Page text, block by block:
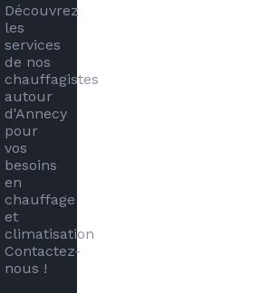
Découvrez
les
services
de nos
chauffagistes
autour
d'Annecy
pour
vos
besoins
en
chauffage
et
climatisation
Contactez-
nous !